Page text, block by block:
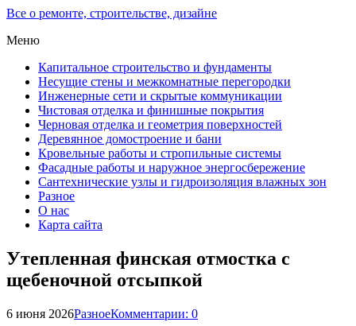
Все о ремонте, строительстве, дизайне
Меню
Капитальное строительство и фундаменты
Несущие стены и межкомнатные перегородки
Инженерные сети и скрытые коммуникации
Чистовая отделка и финишные покрытия
Черновая отделка и геометрия поверхностей
Деревянное домостроение и бани
Кровельные работы и стропильные системы
Фасадные работы и наружное энергосбережение
Сантехнические узлы и гидроизоляция влажных зон
Разное
О нас
Карта сайта
Утепленная финская отмостка с
щебеночной отсыпкой
6 июня 2026РазноеКомментарии: 0